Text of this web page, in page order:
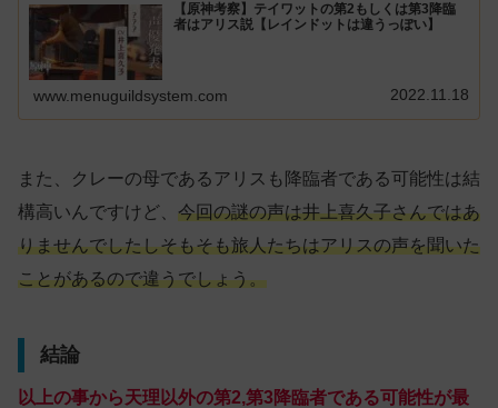
【原神考察】テイワットの第2もしくは第3降臨
者はアリス説【レインドットは違うっぽい】
www.menuguildsystem.com 2022.11.18
また、クレーの母であるアリスも降臨者である可能性は結
構高いんですけど、 今回の謎の声は井上喜久子さんではあ
りませんでしたしそもそも旅人たちはアリスの声を聞いた
ことがあるので違うでしょう。
結論
以上の事から天理以外の第2,第3降臨者である可能性が最